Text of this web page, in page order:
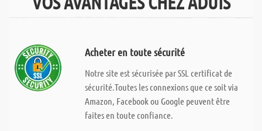
Acheter en toute sécurité
Notre site est sécurisée par SSL certificat de
sécurité.Toutes les connexions que ce soit via
Amazon, Facebook ou Google peuvent être
faites en toute confiance.